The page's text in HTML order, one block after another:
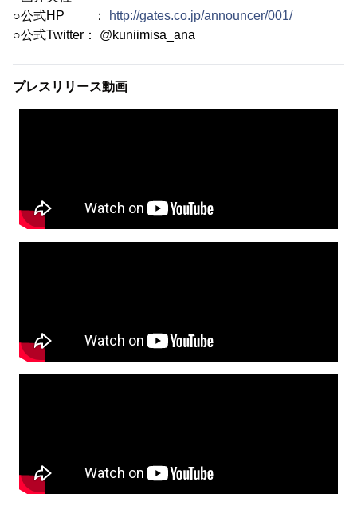
○公式HP ：
http://gates.co.jp/announcer/001/
○公式Twitter： @kuniimisa_ana
プレスリリース動画